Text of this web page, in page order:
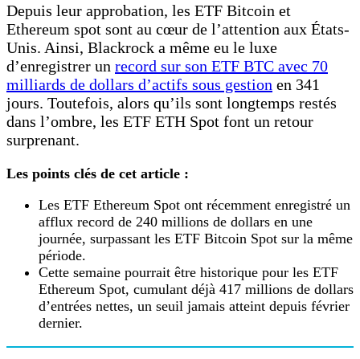
Depuis leur approbation, les ETF Bitcoin et
Ethereum spot sont au cœur de l’attention aux États-
Unis. Ainsi, Blackrock a même eu le luxe
d’enregistrer un record sur son ETF BTC avec 70
milliards de dollars d’actifs sous gestion en 341
jours. Toutefois, alors qu’ils sont longtemps restés
dans l’ombre, les ETF ETH Spot font un retour
surprenant.
Les points clés de cet article :
Les ETF Ethereum Spot ont récemment enregistré un
afflux record de 240 millions de dollars en une
journée, surpassant les ETF Bitcoin Spot sur la même
période.
Cette semaine pourrait être historique pour les ETF
Ethereum Spot, cumulant déjà 417 millions de dollars
d’entrées nettes, un seuil jamais atteint depuis février
dernier.